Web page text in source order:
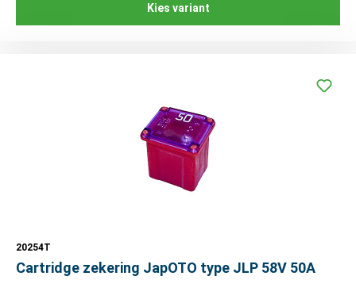
Kies variant
20254T
Cartridge zekering JapOTO type JLP 58V 50A